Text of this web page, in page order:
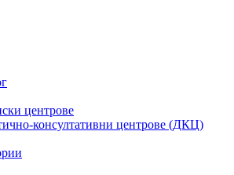
центрове
консултативни центрове (ДКЦ)